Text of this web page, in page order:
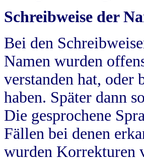
Schreibweise der
Bei den
Namen wurden
verstanden hat, oder
haben. Später dann
Die gesprochene
Fällen bei denen
wurden Korrekturen